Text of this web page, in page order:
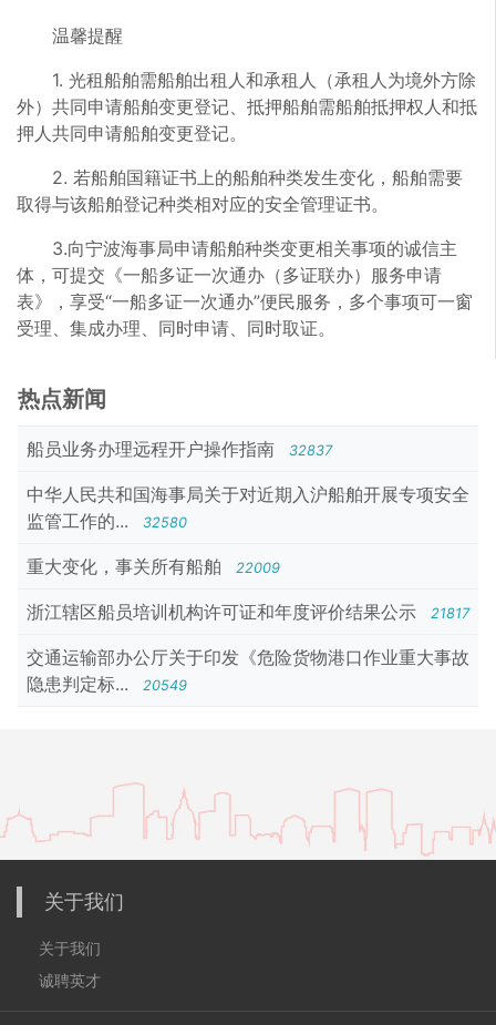
温馨提醒
1. 光租船舶需船舶出租人和承租人（承租人为境外方除
外）共同申请船舶变更登记、抵押船舶需船舶抵押权人和抵
押人共同申请船舶变更登记。
2. 若船舶国籍证书上的船舶种类发生变化，船舶需要
取得与该船舶登记种类相对应的安全管理证书。
3.向宁波海事局申请船舶种类变更相关事项的诚信主
体，可提交《一船多证一次通办（多证联办）服务申请
表》，享受“一船多证一次通办”便民服务，多个事项可一窗
受理、集成办理、同时申请、同时取证。
热点新闻
船员业务办理远程开户操作指南 32837
中华人民共和国海事局关于对近期入沪船舶开展专项安全
监管工作的...
32580
重大变化，事关所有船舶 22009
浙江辖区船员培训机构许可证和年度评价结果公示 21817
交通运输部办公厅关于印发《危险货物港口作业重大事故
隐患判定标...
20549
关于我们
关于我们
诚聘英才